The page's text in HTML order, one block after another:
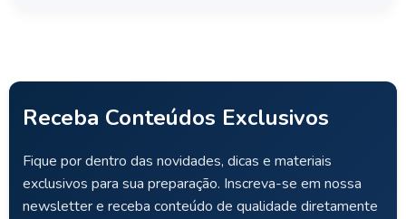
Receba Conteúdos Exclusivos
Fique por dentro das novidades, dicas e materiais
exclusivos para sua preparação. Inscreva-se em nossa
newsletter e receba conteúdo de qualidade diretamente